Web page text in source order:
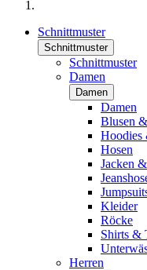
Schnittmuster
Schnittmuster
Schnittmuster
Damen
Damen
Damen
Blusen
Hoodies
Hosen
Jacken
Kleider
Röcke
Shirts &
Herren